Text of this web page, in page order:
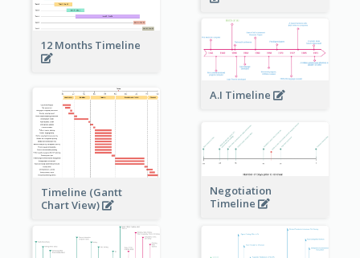
12 Months Timeline
A.I Timeline
Timeline (Gantt
Chart View)
Negotiation
Timeline